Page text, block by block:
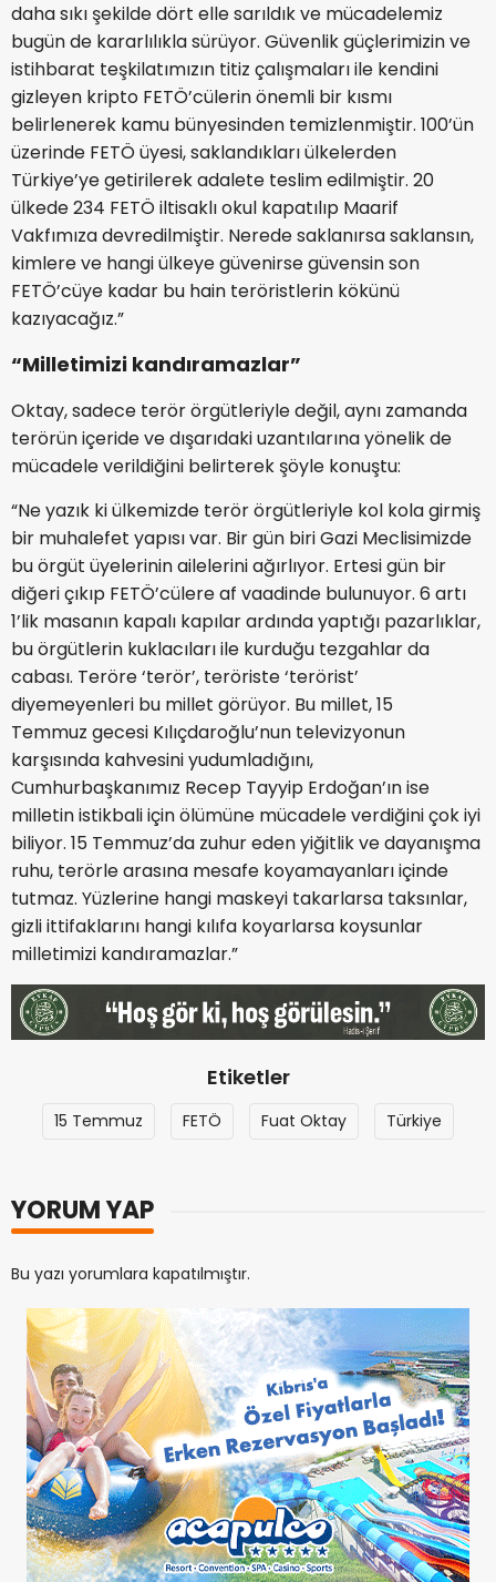
daha sıkı şekilde dört elle sarıldık ve mücadelemiz
bugün de kararlılıkla sürüyor. Güvenlik güçlerimizin ve
istihbarat teşkilatımızın titiz çalışmaları ile kendini
gizleyen kripto FETÖ’cülerin önemli bir kısmı
belirlenerek kamu bünyesinden temizlenmiştir. 100’ün
üzerinde FETÖ üyesi, saklandıkları ülkelerden
Türkiye’ye getirilerek adalete teslim edilmiştir. 20
ülkede 234 FETÖ iltisaklı okul kapatılıp Maarif
Vakfımıza devredilmiştir. Nerede saklanırsa saklansın,
kimlere ve hangi ülkeye güvenirse güvensin son
FETÖ’cüye kadar bu hain teröristlerin kökünü
kazıyacağız.”
“Milletimizi kandıramazlar”
Oktay, sadece terör örgütleriyle değil, aynı zamanda
terörün içeride ve dışarıdaki uzantılarına yönelik de
mücadele verildiğini belirterek şöyle konuştu:
“Ne yazık ki ülkemizde terör örgütleriyle kol kola girmiş
bir muhalefet yapısı var. Bir gün biri Gazi Meclisimizde
bu örgüt üyelerinin ailelerini ağırlıyor. Ertesi gün bir
diğeri çıkıp FETÖ’cülere af vaadinde bulunuyor. 6 artı
1’lik masanın kapalı kapılar ardında yaptığı pazarlıklar,
bu örgütlerin kuklacıları ile kurduğu tezgahlar da
cabası. Teröre ‘terör’, teröriste ‘terörist’
diyemeyenleri bu millet görüyor. Bu millet, 15
Temmuz gecesi Kılıçdaroğlu’nun televizyonun
karşısında kahvesini yudumladığını,
Cumhurbaşkanımız Recep Tayyip Erdoğan’ın ise
milletin istikbali için ölümüne mücadele verdiğini çok iyi
biliyor. 15 Temmuz’da zuhur eden yiğitlik ve dayanışma
ruhu, terörle arasına mesafe koyamayanları içinde
tutmaz. Yüzlerine hangi maskeyi takarlarsa taksınlar,
gizli ittifaklarını hangi kılıfa koyarlarsa koysunlar
milletimizi kandıramazlar.”
Etiketler
15 Temmuz FETÖ Fuat Oktay Türkiye
YORUM YAP
Bu yazı yorumlara kapatılmıştır.